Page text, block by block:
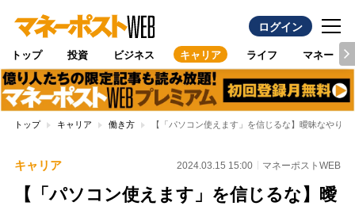
ログイン
トップ 投資 ビジネス キャリア ライフ マネー
トップ キャリア 働き方 【「パソコン使えます」を信じるな】曖昧なや
キャリア 2024.03.15 15:00 マネーポストWEB
【「パソコン使えます」を信じるな】曖